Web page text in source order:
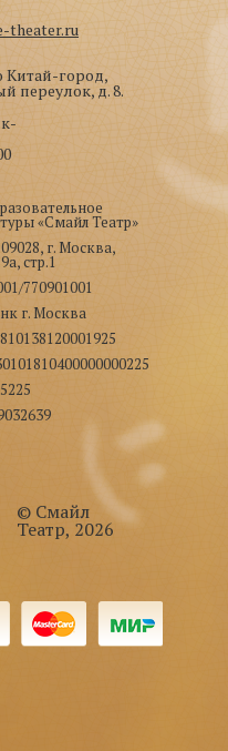
© Смайл
Театр, 2026
theater.ru
Китай-город,
переулок, д. 8.
«Смайл Театр»
г. Москва,
стр.1
770901001
г. Москва